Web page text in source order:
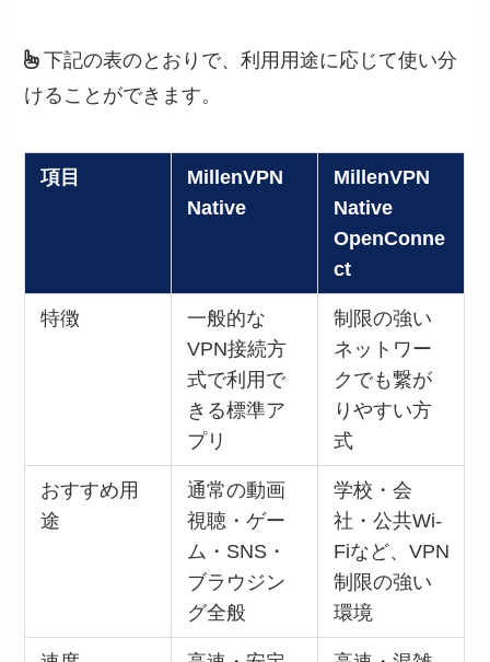
下記の表のとおりで、利用用途に応じて使い分
けることができます。
項目
MillenVPN
Native
MillenVPN
Native
OpenConne
ct
特徴
一般的な
VPN接続方
式で利用で
きる標準ア
プリ
制限の強い
ネットワー
クでも繋が
りやすい方
式
おすすめ用
途
通常の動画
視聴・ゲー
ム・SNS・
ブラウジン
グ全般
学校・会
社・公共Wi-
Fiなど、VPN
制限の強い
環境